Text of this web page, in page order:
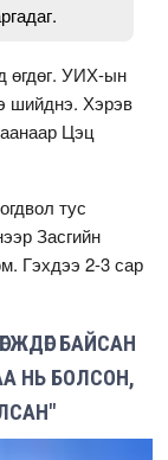
өгдөг. УИХ-ын
шийднэ. Хэрэв
Цэц
тус
Засгийн
Гэхдээ 2-3 сар
БАЙСАН
НЬ БОЛСОН,